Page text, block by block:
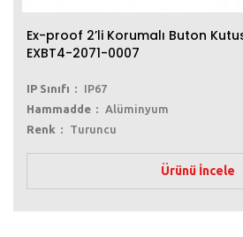
Ex-proof 2’li Korumalı Buton
EXBT4-2071-0007
IP Sınıfı
IP67
Hammadde
Alüminyum
Renk
Turuncu
Ürünü İncele